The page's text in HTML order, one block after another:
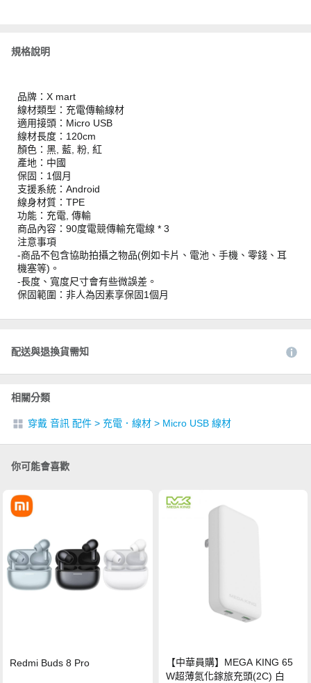
規格說明
品牌：X mart
線材類型：充電傳輸線材
適用接頭：Micro USB
線材長度：120cm
顏色：黑, 藍, 粉, 紅
產地：中國
保固：1個月
支援系統：Android
線身材質：TPE
功能：充電, 傳輸
商品內容：90度電競傳輸充電線 * 3
注意事項
-商品不包含協助拍攝之物品(例如卡片、電池、手機、零錢、耳
機塞等)。
-長度、寬度尺寸會有些微誤差。
保固範圍：非人為因素享保固1個月
配送與退換貨需知
相關分類
穿戴 音訊 配件 > 充電．線材 > Micro USB 線材
你可能會喜歡
Redmi Buds 8 Pro
【中華員購】MEGA KING 65
W超薄氮化鎵旅充頭(2C) 白